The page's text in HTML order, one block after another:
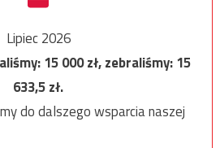
Lipiec 2026
15 000zł, zebraliśmy:15
633,5zł.
do dalszego wsparcia naszej